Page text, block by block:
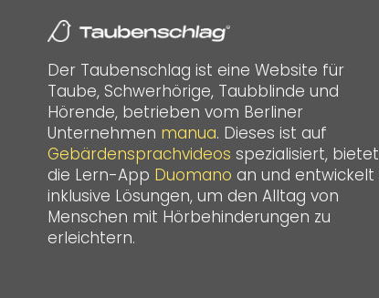
Der Taubenschlag ist eine Website für
Taube, Schwerhörige, Taubblinde und
Hörende, betrieben vom Berliner
Unternehmen manua. Dieses ist auf
Gebärdensprachvideos spezialisiert, bietet
die Lern-App Duomano an und entwickelt
inklusive Lösungen, um den Alltag von
Menschen mit Hörbehinderungen zu
erleichtern.